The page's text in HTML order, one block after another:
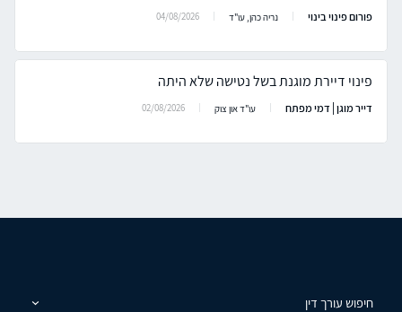
פורום פינוי בינוי נריה כהן, עו"ד 04/08/2026
פינוי דיירת מוגנת בשל נטישה שלא היתה
דייר מוגן | דמי מפתח עו"ד און צוק 02/08/2026
חיפוש עורך דין